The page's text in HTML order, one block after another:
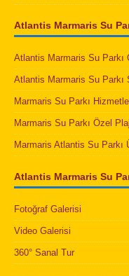
Atlantis Marmaris Su
Atlantis Marmaris Su Parkı
Atlantis Marmaris Su Parkı
Marmaris Su Parkı
Marmaris Su Parkı Özel
Marmaris Atlantis Su
Atlantis Marmaris Su
Fotoğraf Galerisi
Video Galerisi
360° Sanal Tur